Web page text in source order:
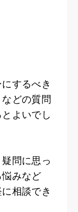
するべき
どの質問
よいでし
問に思っ
みなど
相談でき